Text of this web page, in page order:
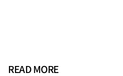
READ MORE